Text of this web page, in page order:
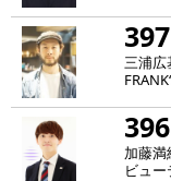
397
三浦
396
加藤
ビュ